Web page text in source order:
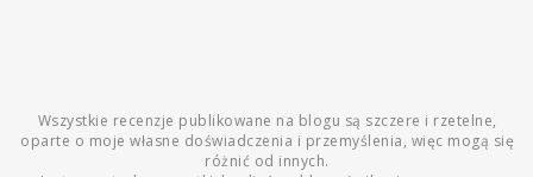
Wszystkie recenzje publikowane na blogu są szczere i rzetelne,
oparte o moje własne doświadczenia i przemyślenia, więc mogą się
różnić od innych.